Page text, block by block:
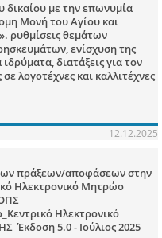
με την επωνυμία
Μονή του Αγίου και
ρυθμίσεις θεμάτων
ενίσχυση της
διατάξεις για τον
λογοτέχνες και καλλιτέχνες
12.12.2025
πράξεων/αποφάσεων στην
Ηλεκτρονικό Μητρώο
Ηλεκτρονικό
5.0 - Ιούλιος 2025